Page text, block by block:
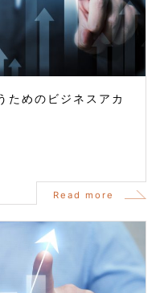
めのビジネスアカ
Read more